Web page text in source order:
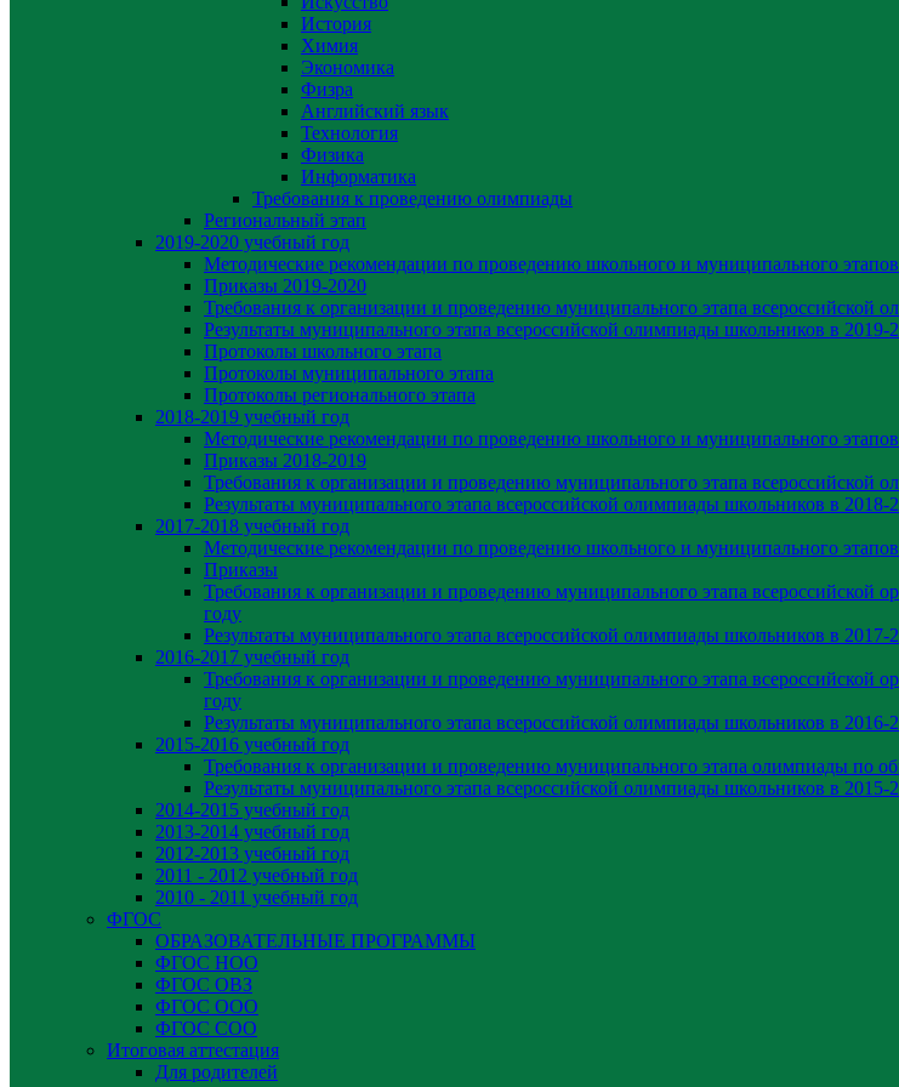
История
Химия
Экономика
Физра
Английский язык
Технология
Физика
Информатика
Требования к проведению олимпиады
Региональный этап
2019-2020 yчебный год
Методические рекомендации по проведению школьного и муниципального
Приказы 2019-2020
Требования к организации и проведению муниципального этапа
Результаты муниципального этапа всероссийской олимпиады школьников в 2019-
Протоколы школьного этапа
Протоколы муниципального этапа
Протоколы регионального этапа
2018-2019 учебный год
Методические рекомендации по проведению школьного и муниципального
Приказы 2018-2019
Требования к организации и проведению муниципального этапа
Результаты муниципального этапа всероссийской олимпиады школьников в 2018-
2017-2018 учебный год
Методические рекомендации по проведению школьного и муниципального
Приказы
Требования к организации и проведению муниципального этапа
году
Результаты муниципального этапа всероссийской олимпиады школьников в 2017-
2016-2017 учебный год
Требования к организации и проведению муниципального этапа
году
Результаты муниципального этапа всероссийской олимпиады школьников в 2016-
2015-2016 учебный год
Требования к организации и проведению муниципального этапа олимпиады по
Результаты муниципального этапа всероссийской олимпиады школьников в 2015-
2014-2015 учебный год
2013-2014 учебный год
2012-2013 учебный год
2011 - 2012 учебный год
2010 - 2011 учебный год
ФГОС
ОБРАЗОВАТЕЛЬНЫЕ ПРОГРАММЫ
ФГОС НОО
ФГОС ОВЗ
ФГОС ООО
ФГОС СОО
Итоговая аттестация
Для родителей